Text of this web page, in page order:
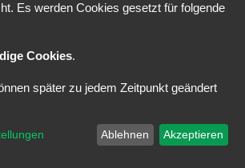
phpBB ® Forum Software © phpBB Limited
|Nutzungsbedingungen
Es werden Cookies gesetzt für folgende
Cookies.
später zu jedem Zeitpunkt geändert
Ablehnen Akzeptieren